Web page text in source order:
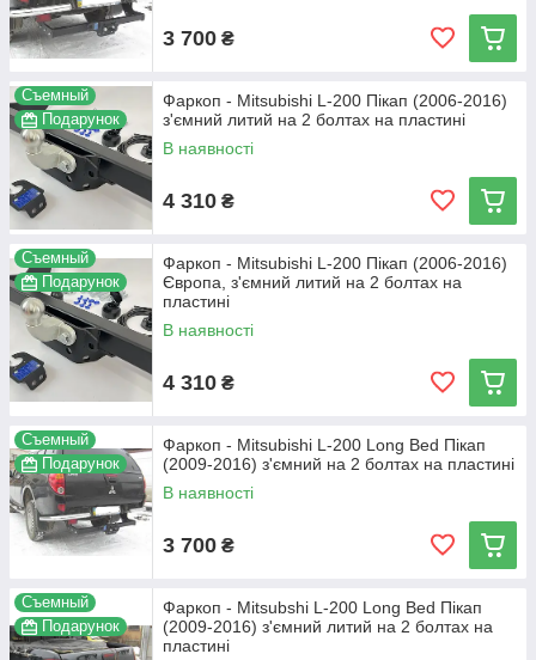
3 700 ₴
Съемный
Подарунок
Фаркоп - Mitsubishi L-200 Пікап (2006-2016)
з'ємний литий на 2 болтах на пластині
В наявності
4 310 ₴
Съемный
Подарунок
Фаркоп - Mitsubishi L-200 Пікап (2006-2016)
Європа, з'ємний литий на 2 болтах на
пластині
В наявності
4 310 ₴
Съемный
Подарунок
Фаркоп - Mitsubishi L-200 Long Bed Пікап
(2009-2016) з'ємний на 2 болтах на пластині
В наявності
3 700 ₴
Съемный
Подарунок
Фаркоп - Mitsubshi L-200 Long Bed Пікап
(2009-2016) з'ємний литий на 2 болтах на
пластині